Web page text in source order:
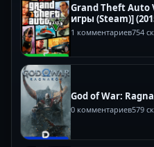
Grand Theft Auto
игры (Steam)]
1 комментариев754
God of War:
0 комментариев579